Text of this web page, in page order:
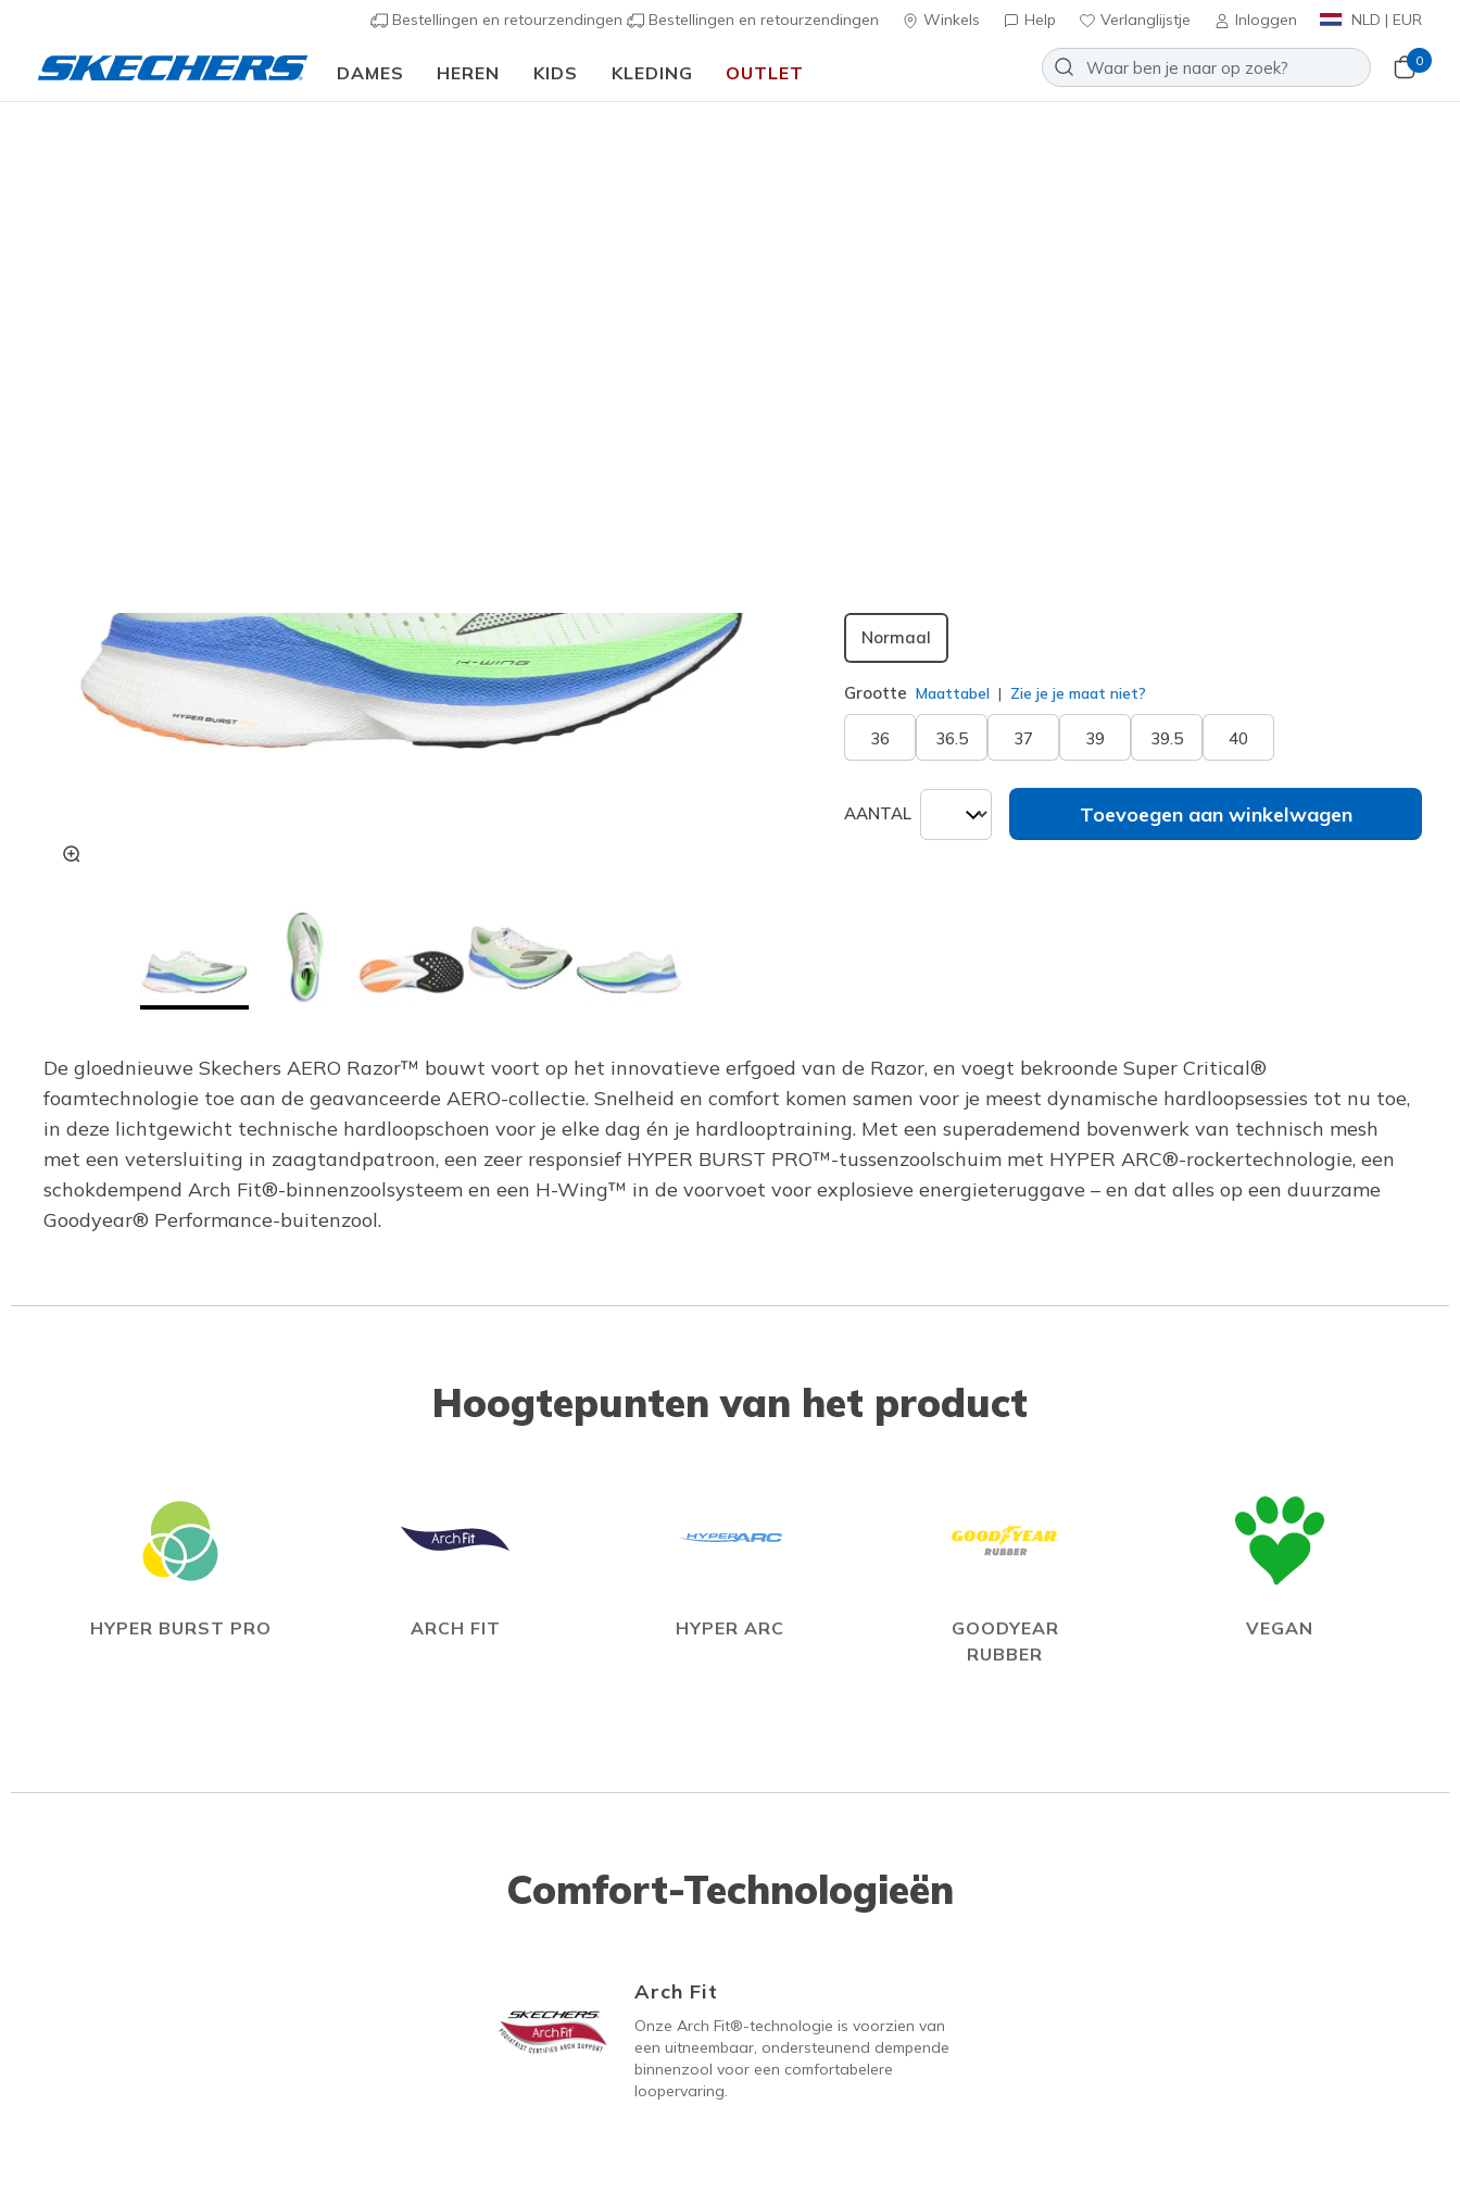
Bestellingen en retourzendingen Bestellingen en retourzendingen Winkels Help Verlanglijstje Inloggen NLD | EUR
DAMES HEREN KIDS KLEDING OUTLET
0
Normaal
Grootte Maattabel Zie je je maat niet?
36 36.5 37 39 39.5 40
AANTAL Toevoegen aan winkelwagen
De gloednieuwe Skechers AERO Razor™ bouwt voort op het innovatieve erfgoed van de Razor, en voegt bekroonde Super Critical®
foamtechnologie toe aan de geavanceerde AERO-collectie. Snelheid en comfort komen samen voor je meest dynamische hardloopsessies tot nu toe,
in deze lichtgewicht technische hardloopschoen voor je elke dag én je hardlooptraining. Met een superademend bovenwerk van technisch mesh
met een vetersluiting in zaagtandpatroon, een zeer responsief HYPER BURST PRO™-tussenzoolschuim met HYPER ARC®-rockertechnologie, een
schokdempend Arch Fit®-binnenzoolsysteem en een H-Wing™ in de voorvoet voor explosieve energieteruggave – en dat alles op een duurzame
Goodyear® Performance-buitenzool.
Hoogtepunten van het product
HYPER BURST PRO ARCH FIT HYPER ARC
GOODYEAR
RUBBER
VEGAN
Comfort-Technologieën
Arch Fit
Onze Arch Fit®-technologie is voorzien van
een uitneembaar, ondersteunend dempende
binnenzool voor een comfortabelere
loopervaring.